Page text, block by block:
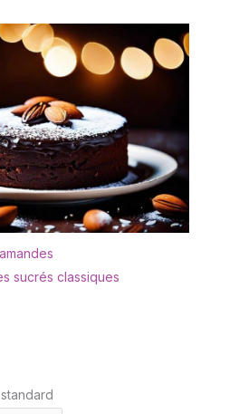
sucrés classiques